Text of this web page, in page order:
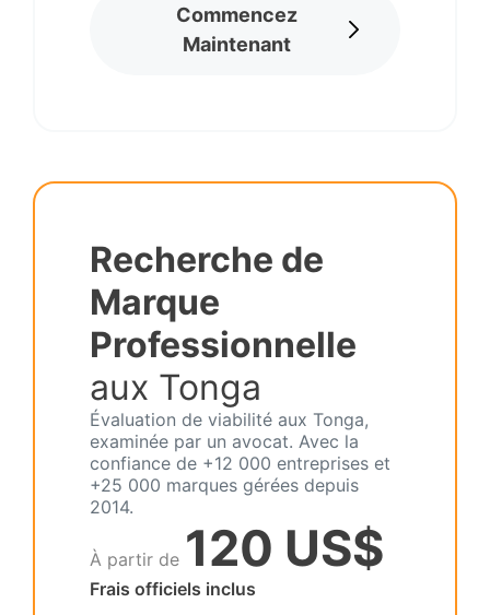
Commencez
Maintenant
Recherche de
Marque
Professionnelle
aux Tonga
Évaluation de viabilité aux Tonga,
examinée par un avocat. Avec la
confiance de +12 000 entreprises et
+25 000 marques gérées depuis
2014.
À partir de 120 US$
Frais officiels inclus